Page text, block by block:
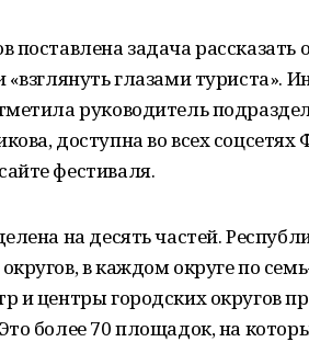
поставлена задача
«взглянуть глазами туриста».
руководитель
доступна во всех
фестиваля.
на десять частей.
в каждом округе по
и центры городских округов
более 70 площадок, на